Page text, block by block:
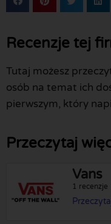
Recenzje tej
Tutaj możesz
osób na temat ich
pierwszym, który
Przeczytaj
Vans
1 recenzje